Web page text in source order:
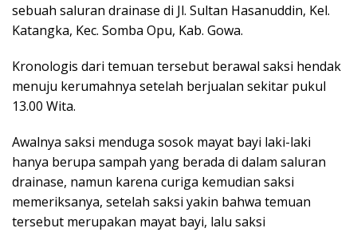
sebuah saluran drainase di Jl. Sultan Hasanuddin, Kel.
Katangka, Kec. Somba Opu, Kab. Gowa.
Kronologis dari temuan tersebut berawal saksi hendak
menuju kerumahnya setelah berjualan sekitar pukul
13.00 Wita.
Awalnya saksi menduga sosok mayat bayi laki-laki
hanya berupa sampah yang berada di dalam saluran
drainase, namun karena curiga kemudian saksi
memeriksanya, setelah saksi yakin bahwa temuan
tersebut merupakan mayat bayi, lalu saksi